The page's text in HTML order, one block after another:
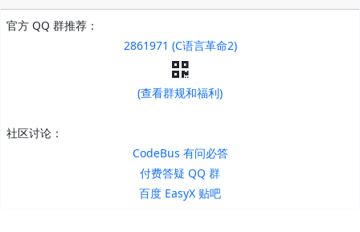
官方 QQ 群推荐：
2861971 (C语言革命2)
(查看群规和福利)
社区讨论：
CodeBus 有问必答
付费答疑 QQ 群
百度 EasyX 贴吧